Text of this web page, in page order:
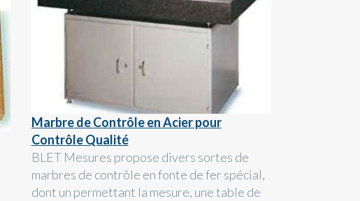
Marbre de Contrôle en Acier pour
Contrôle Qualité
BLET Mesures propose divers sortes de
marbres de contrôle en fonte de fer spécial,
dont un permettant la mesure, une table de